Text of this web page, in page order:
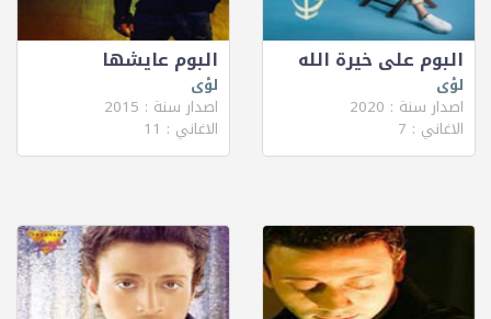
البوم على خيرة الله
لؤى
اصدار سنة : 2020
الاغاني : 7
البوم عايشها
لؤى
اصدار سنة : 2015
الاغاني : 11